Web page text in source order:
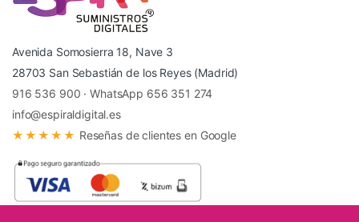
Avenida Somosierra 18, Nave 3
28703 San Sebastián de los Reyes (Madrid)
916 536 900 ·WhatsApp 656 351 274
info@espiraldigital.es
★★★★★ Reseñas de clientes en Google